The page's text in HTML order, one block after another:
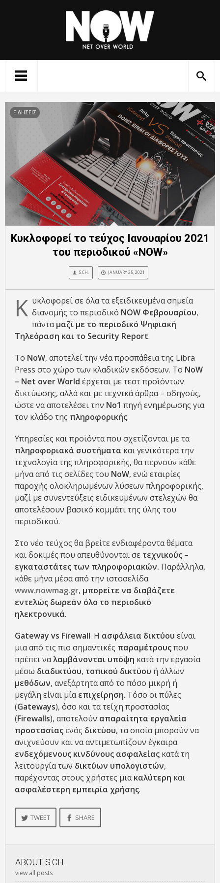
ΕΙΔΗΣΕΙΣ
Κυκλοφορεί το τεύχος Ιανουαρίου 2021
του περιοδικού «NOW»
S.CH. JANUARY 25, 2021
Κ υκλοφορεί σε όλα τα εξειδικευμένα σημεία
διανομής το περιοδικό NOW Φεβρουαρίου,
πάνταμαζί με το περιοδικό Ψηφιακή
Τηλεόραση και το Security Report.
Το NoW, αποτελεί την νέα προσπάθεια της Libra
Press στο χώρο των κλαδικών εκδόσεων. Το NoW
– Νet overWorld έρχεται με τεστ προϊόντων
δικτύωσης, αλλά και με τεχνικά άρθρα – οδηγούς,
ώστε να αποτελέσει τnν No1 πηγή ενημέρωσης για
τον κλάδο της πληροφορικής.
Υπηρεσίες και προϊόντα που σχετίζονται με τα
πληροφοριακά συστήματα και γενικότερα την
τεχνολογία της πληροφορικής, θα περνούν κάθε
μήνα από τις σελίδες του NoW, ενώ εταιρίες
παροχής ολοκληρωμένων λύσεων πληροφορικής,
μαζί με συνεντεύξεις ειδικευμένων στελεχών θα
αποτελέσουν βασικό κομμάτι της ύλης του
περιοδικού.
Στο νέο τεύχος θα βρείτε ενδιαφέροντα θέματα
και δοκιμές που απευθύνονται σε τεχνικούς –
εγκαταστάτες των πληροφοριακών. Παράλληλα,
κάθε μήνα μέσα από την ιστοσελίδα
www.nowmag.gr, μπορείτε να διαβάζετε
εντελώς δωρεάν όλο το περιοδικό
ηλεκτρονικά.
Gateway vs Firewall. Η ασφάλεια δικτύου είναι
μια από τις πιο σημαντικές παραμέτρουςπου
πρέπει ναλαμβάνονται υπόψη κατά την εργασία
μέσω διαδικτύου, τοπικού δικτύου ή άλλων
μεθόδων, ανεξάρτητα από το πόσο μικρή ή
μεγάλη είναι μίαεπιχείρηση. Τόσο οι πύλες
(Gateways), όσο και τα τείχη προστασίας
(Firewalls), αποτελούν απαραίτητα εργαλεία
προστασίαςενός δικτύου, τα οποία μπορούν να
ανιχνεύουν και να αντιμετωπίζουν έγκαιρα
ενδεχόμενους κινδύνους ασφαλείας κατά τη
λειτουργία των δικτύων υπολογιστών,
παρέχοντας στους χρήστες μιακαλύτερη και
ασφαλέστερη εμπειρία χρήσης.
TWEET SHARE
ABOUT S.CH.
view all posts